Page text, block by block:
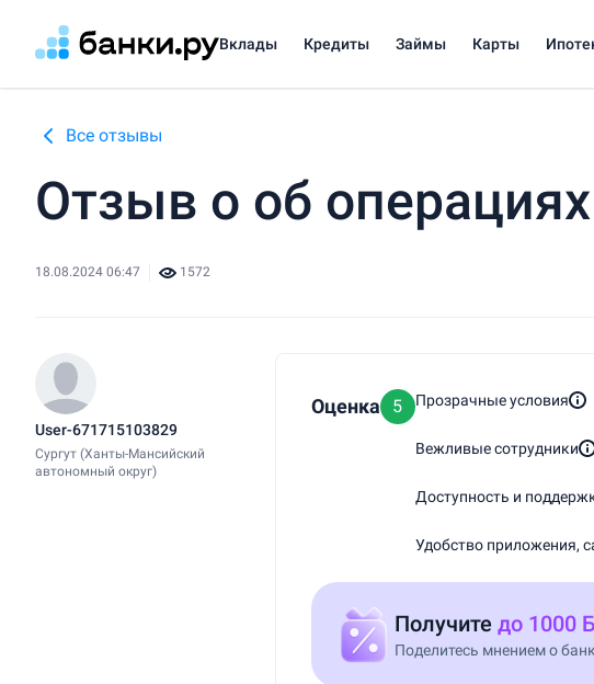
Вклады Кредиты Займы Карты
Все отзывы
Отзыв о об
18.08.2024 06:47 1572
User-671715103829
Сургут (Ханты-Мансийский
автономный округ)
Оценка 5 Прозрачные условия
Вежливые сотрудники
Доступность и
Удобство приложения,
Получите до 1000 Б
Поделитесь мнением о